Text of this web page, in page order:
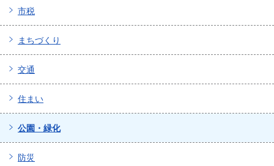
市税
まちづくり
交通
住まい
公園・緑化
防災